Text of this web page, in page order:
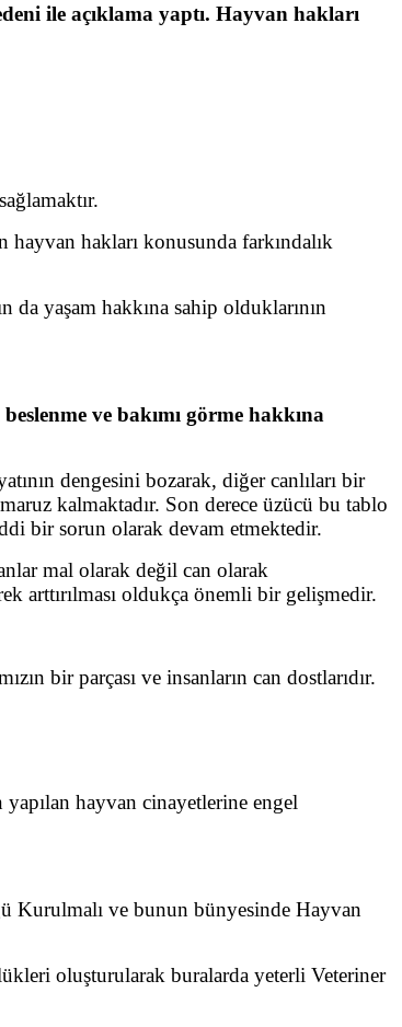
ile açıklama yaptı. Hayvan hakları
hakları konusunda farkındalık
yaşam hakkına sahip olduklarının
ve bakımı görme hakkına
dengesini bozarak, diğer canlıları bir
kalmaktadır. Son derece üzücü bu tablo
bir sorun olarak devam etmektedir.
mal olarak değil can olarak
arttırılması oldukça önemli bir gelişmedir.
bir parçası ve insanların can dostlarıdır.
hayvan cinayetlerine engel
Kurulmalı ve bunun bünyesinde Hayvan
oluşturularak buralarda yeterli Veteriner